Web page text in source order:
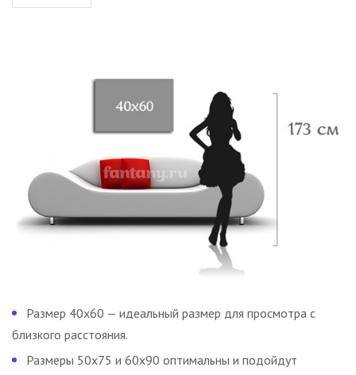
Размер 40х60 — идеальный размер для просмотра с
близкого расстояния.
Размеры 50х75 и 60х90 оптимальны и подойдут